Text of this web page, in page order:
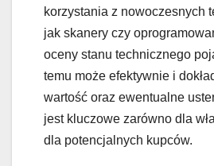
korzystania z nowoczesnych
jak skanery czy
oceny stanu technicznego
temu może efektywnie i
wartość oraz ewentualne
jest kluczowe zarówno dla
dla potencjalnych kupców.